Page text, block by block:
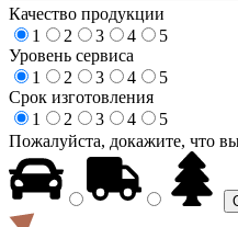
Качество продукции
1
2 3 4
5
Уровень сервиса
1
2 3 4
5
Срок изготовления
1
2 3 4
5
Пожалуйста, докажите, что